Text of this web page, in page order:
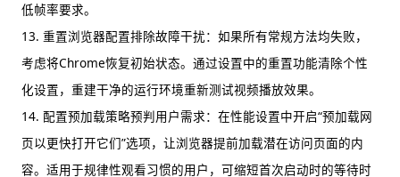
低帧率要求。
13. 重置浏览器配置排除故障干扰：如果所有常规方法均失败，
考虑将Chrome恢复初始状态。通过设置中的重置功能清除个性
化设置，重建干净的运行环境重新测试视频播放效果。
14. 配置预加载策略预判用户需求：在性能设置中开启“预加载网
页以更快打开它们”选项，让浏览器提前加载潜在访问页面的内
容。适用于规律性观看习惯的用户，可缩短首次启动时的等待时